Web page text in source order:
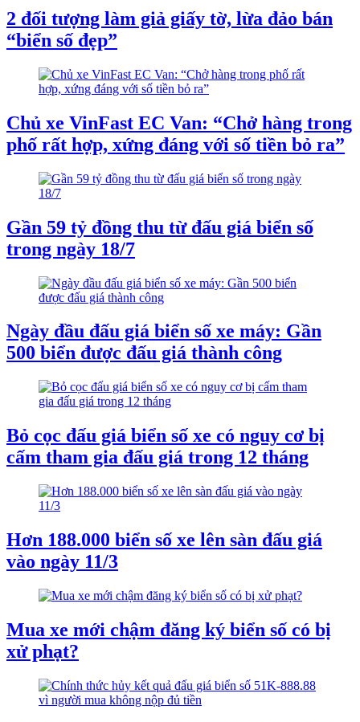
2 đối tượng làm giả giấy tờ, lừa đảo bán
“biển số đẹp”
Chủ xe VinFast EC Van: “Chở hàng trong
phố rất hợp, xứng đáng với số tiền bỏ ra”
Gần 59 tỷ đồng thu từ đấu giá biển số
trong ngày 18/7
Ngày đầu đấu giá biển số xe máy: Gần
500 biển được đấu giá thành công
Bỏ cọc đấu giá biển số xe có nguy cơ bị
cấm tham gia đấu giá trong 12 tháng
Hơn 188.000 biển số xe lên sàn đấu giá
vào ngày 11/3
Mua xe mới chậm đăng ký biển số có bị
xử phạt?